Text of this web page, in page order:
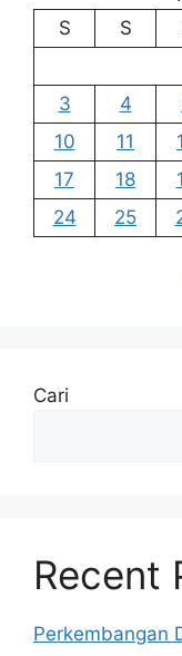
S
S
3
4
10
11
17
18
24
25
Cari
Recent
Perkembangan